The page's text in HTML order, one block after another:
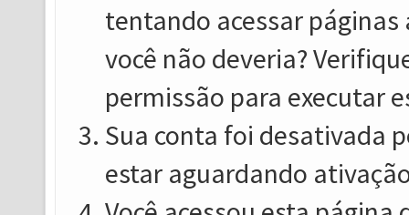
tentando acessar
você não deveria?
permissão para executar
Sua conta foi desativada
estar aguardando